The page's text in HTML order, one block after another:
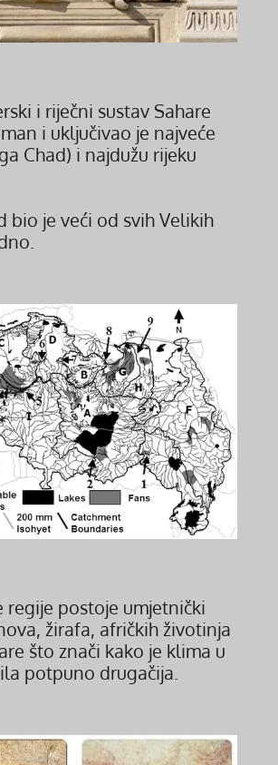
i riječni sustav Sahare
i uključivao je najveće
Chad) i najdužu rijeku
bio je veći od svih Velikih
regije postoje umjetnički
žirafa, afričkih životinja
što znači kako je klima u
potpuno drugačija.